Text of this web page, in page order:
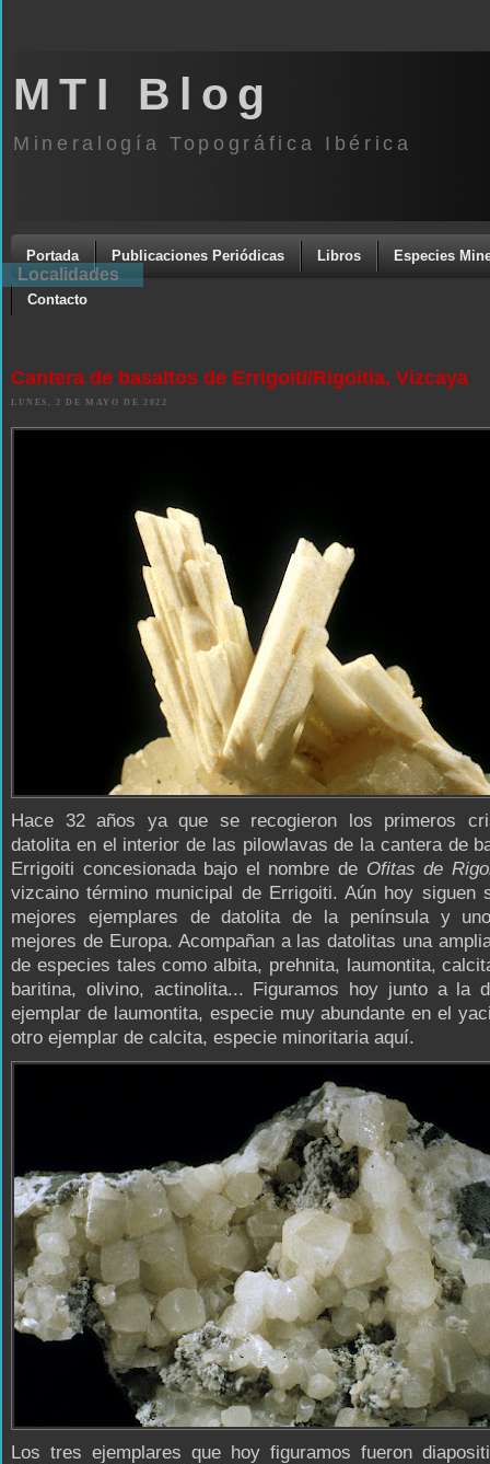
MTI Blog
Mineralogía Topográfica Ibérica
Portada Publicaciones Periódicas Libros Especies
Contacto
Cantera de basaltos de Errigoiti/Rigoitia, Vizcaya
LUNES, 2 DE MAYO DE 2022
Hace 32 años ya que se recogieron los primeros
datolita en el interior de las pilowlavas de la cantera de
Errigoiti concesionada bajo el nombre de Ofitas de
vizcaino término municipal de Errigoiti. Aún hoy siguen
mejores ejemplares de datolita de la península y
mejores de Europa. Acompañan a las datolitas una
de especies tales como albita, prehnita, laumontita,
baritina, olivino, actinolita... Figuramos hoy junto a la
ejemplar de laumontita, especie muy abundante en el
otro ejemplar de calcita, especie minoritaria aquí.
Los tres ejemplares que hoy figuramos fueron
Localidades